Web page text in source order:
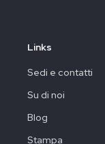
Links
Sedi e contatti
Su di noi
Blog
Stampa